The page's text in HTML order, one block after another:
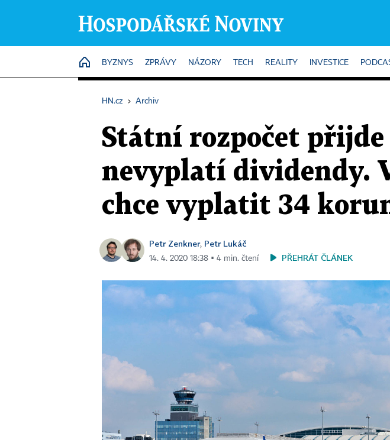
HOME
BYZNYS ZPRÁVY NÁZORY TECH REALITY INVESTICE
HN.cz › Archiv
Státní rozpočet
nevyplatí dividendy.
chce vyplatit 34
Petr Zenkner, Petr Lukáč
14. 4. 2020 18:38 ▪ 4 min. čtení PŘEHRÁT ČLÁNEK